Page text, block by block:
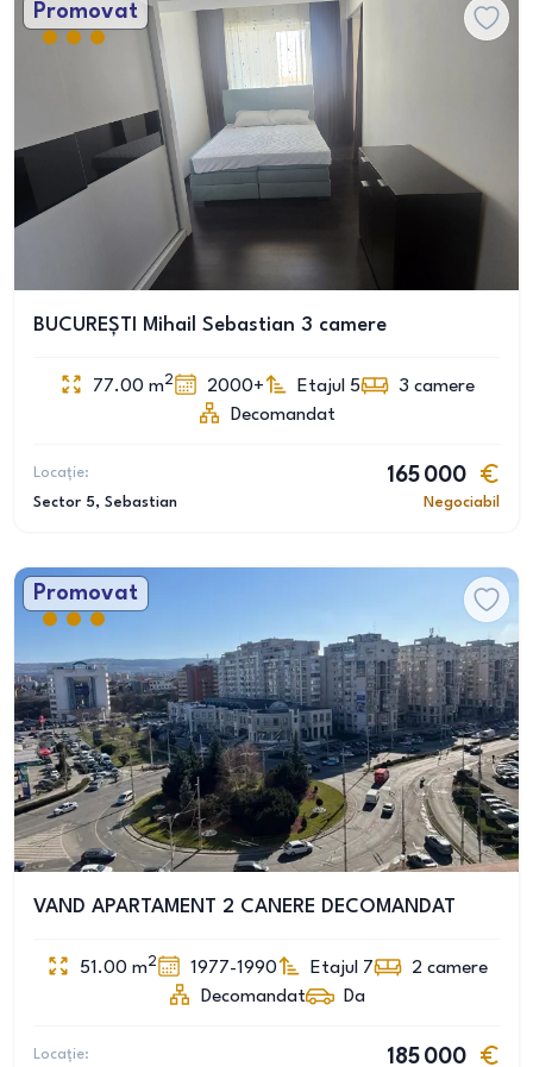
Promovat
BUCUREȘTI Mihail Sebastian 3 camere
77.00 m2 2000+ Etajul 5 3 camere
Decomandat
Locație:
Sector 5, Sebastian
165 000
Negociabil
Promovat
VAND APARTAMENT 2 CANERE DECOMANDAT
51.00 m2 1977-1990 Etajul 7 2 camere
Decomandat
Da
Locație:
185 000